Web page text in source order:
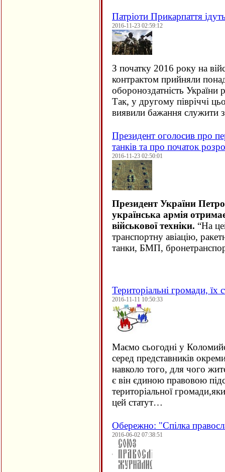
Патріоти Прикарпаття
2016-11-23 02:59:12
З початку 2016 року на
контрактом прийняли
обороноздатність України
Так, у другому півріччі
виявили бажання служити
Президент оголосив про
танків та про початок
2016-11-23 02:50:01
Президент України
українська армія
військової техніки. “На
транспортну авіацію,
танки, БМП,
Територіальні громади, їх
2016-11-11 10:50:33
Маємо сьогодні у
серед представників
навколо того, для чого
є він єдиною правовою
територіальної
цей статут…
Обережно: "Спілка
2016-06-02 07:38:51